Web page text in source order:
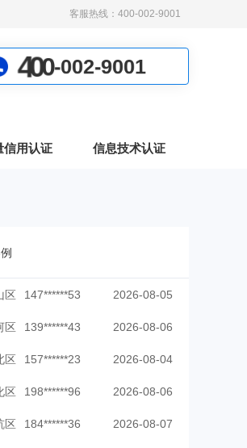
客服热线：400-002-9001
400-002-9001
信用认证 信息技术认证
区 147******53 2026-08-05
区 139******43 2026-08-06
区 157******23 2026-08-04
区 198******96 2026-08-06
区 184******36 2026-08-07